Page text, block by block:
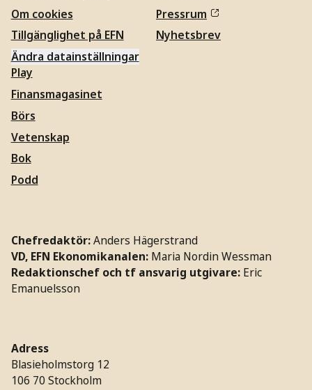
Om cookies
Tillgänglighet på EFN
Ändra datainställningar
Pressrum
Nyhetsbrev
Play
Finansmagasinet
Börs
Vetenskap
Bok
Podd
Chefredaktör:Anders Hägerstrand
VD, EFN Ekonomikanalen: Maria Nordin Wessman
Redaktionschef och tf ansvarig utgivare: Eric
Emanuelsson
Adress
Blasieholmstorg 12
106 70 Stockholm